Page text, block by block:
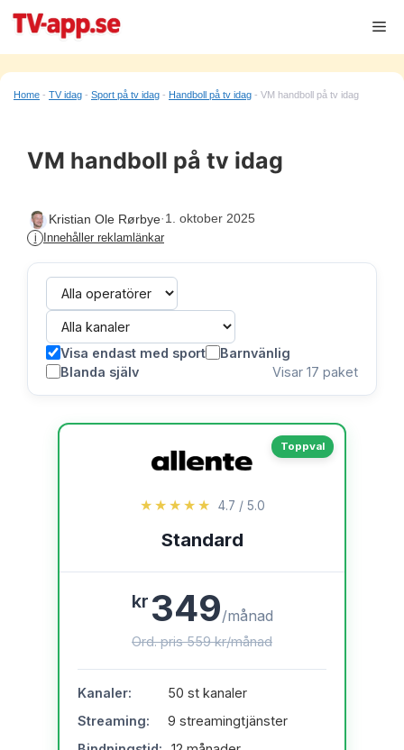
Hoppa
innehåll
Home - TV idag - Sport på tv idag - Handboll på tv idag - VM handboll på tv idag
VM handboll på tv idag
Kristian Ole Rørbye·1. oktober 2025
i Innehåller reklamlänkar
Visa endast med sport
Barnvänlig
Blanda själv
Visar 17 paket
Toppval
★★★★★ 4.7 / 5.0
Standard
kr 349/månad
Ord. pris 559 kr/månad
Kanaler:
50 st kanaler
Streaming:
9 streamingtjänster